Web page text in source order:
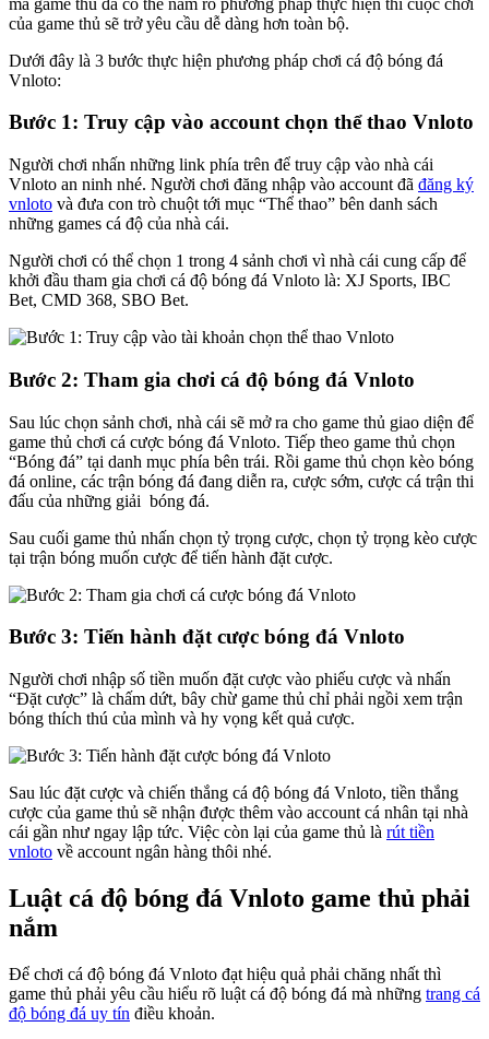
của game thủ sẽ trở yêu cầu dễ dàng hơn toàn bộ.
Dưới đây là 3 bước thực hiện phương pháp chơi cá độ bóng đá
Vnloto:
Bước 1: Truy cập vào account chọn thể thao Vnloto
Người chơi nhấn những link phía trên để truy cập vào nhà cái
Vnloto an ninh nhé. Người chơi đăng nhập vào account đã đăng ký
vnloto và đưa con trò chuột tới mục “Thể thao” bên danh sách
những games cá độ của nhà cái.
Người chơi có thể chọn 1 trong 4 sảnh chơi vì nhà cái cung cấp để
khởi đầu tham gia chơi cá độ bóng đá Vnloto là: XJ Sports, IBC
Bet, CMD 368, SBO Bet.
Bước 2: Tham gia chơi cá độ bóng đá Vnloto
Sau lúc chọn sảnh chơi, nhà cái sẽ mở ra cho game thủ giao diện để
game thủ chơi cá cược bóng đá Vnloto. Tiếp theo game thủ chọn
“Bóng đá” tại danh mục phía bên trái. Rồi game thủ chọn kèo bóng
đá online, các trận bóng đá đang diễn ra, cược sớm, cược cá trận thi
đấu của những giải bóng đá.
Sau cuối game thủ nhấn chọn tỷ trọng cược, chọn tỷ trọng kèo cược
tại trận bóng muốn cược để tiến hành đặt cược.
Bước 3: Tiến hành đặt cược bóng đá Vnloto
Người chơi nhập số tiền muốn đặt cược vào phiếu cược và nhấn
“Đặt cược” là chấm dứt, bây chừ game thủ chỉ phải ngồi xem trận
bóng thích thú của mình và hy vọng kết quả cược.
Sau lúc đặt cược và chiến thắng cá độ bóng đá Vnloto, tiền thắng
cược của game thủ sẽ nhận được thêm vào account cá nhân tại nhà
cái gần như ngay lập tức. Việc còn lại của game thủ là rút tiền
vnloto về account ngân hàng thôi nhé.
Luật cá độ bóng đá Vnloto game thủ phải
nắm
Để chơi cá độ bóng đá Vnloto đạt hiệu quả phải chăng nhất thì
game thủ phải yêu cầu hiểu rõ luật cá độ bóng đá mà những trang cá
độ bóng đá uy tín điều khoản.